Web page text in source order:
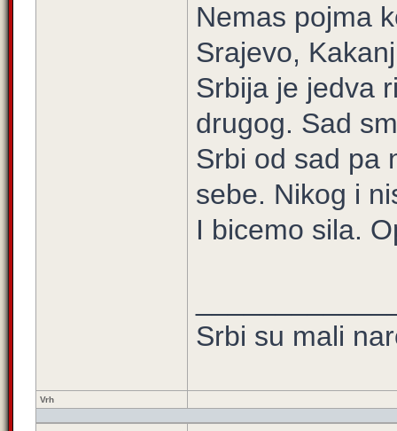
Nemas pojma
Srajevo,
Srbija je jedva
drugog. Sad
Srbi od sad pa
sebe. Nikog i
I bicemo sila.
Srbi su mali
Vrh